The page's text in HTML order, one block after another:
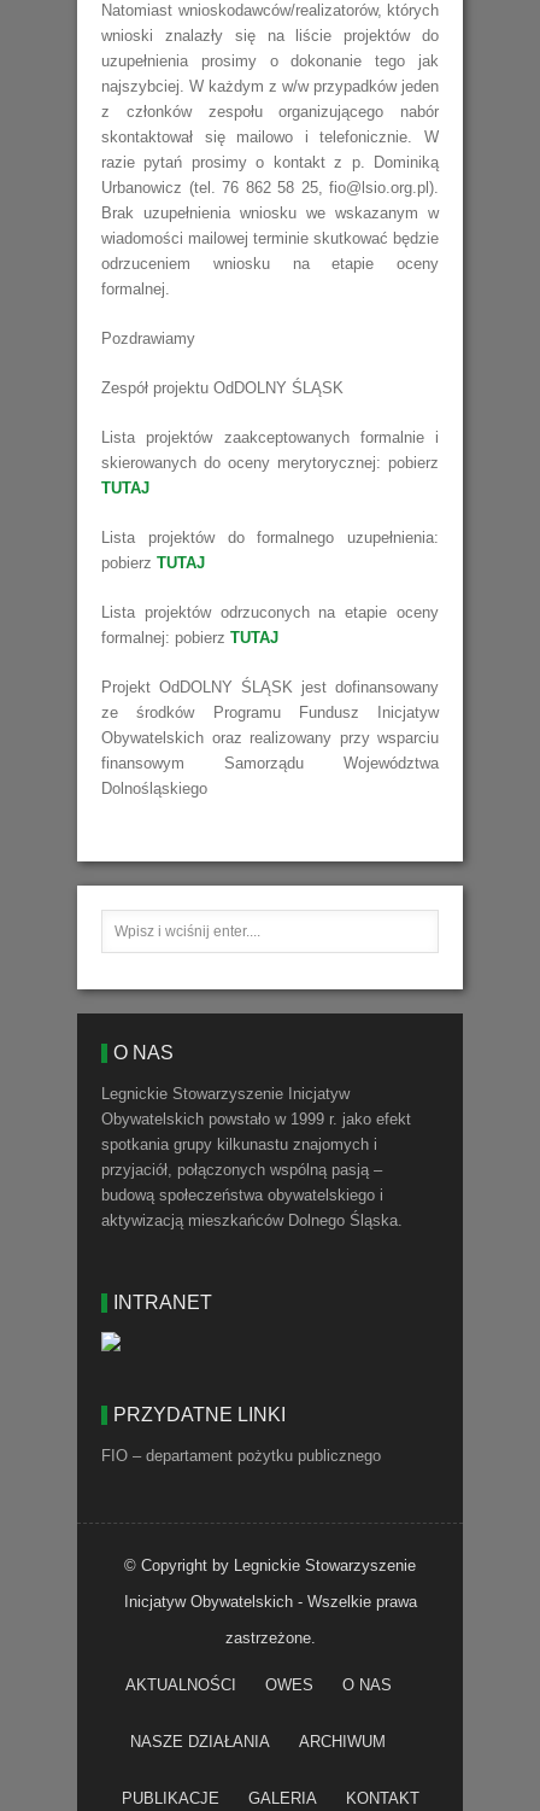
Natomiast wnioskodawców/realizatorów, których
wnioski znalazły się na liście projektów do
uzupełnienia prosimy o dokonanie tego jak
najszybciej. W każdym z w/w przypadków jeden
z członków zespołu organizującego nabór
skontaktował się mailowo i telefonicznie. W
razie pytań prosimy o kontakt z p. Dominiką
Urbanowicz (tel. 76 862 58 25, fio@lsio.org.pl).
Brak uzupełnienia wniosku we wskazanym w
wiadomości mailowej terminie skutkować będzie
odrzuceniem wniosku na etapie oceny
formalnej.
Pozdrawiamy
Zespół projektu OdDOLNY ŚLĄSK
Lista projektów zaakceptowanych formalnie i
skierowanych do oceny merytorycznej: pobierz
TUTAJ
Lista projektów do formalnego uzupełnienia:
pobierz TUTAJ
Lista projektów odrzuconych na etapie oceny
formalnej: pobierz TUTAJ
Projekt OdDOLNY ŚLĄSK jest dofinansowany
ze środków Programu Fundusz Inicjatyw
Obywatelskich oraz realizowany przy wsparciu
finansowym Samorządu Województwa
Dolnośląskiego
O NAS
Legnickie Stowarzyszenie Inicjatyw
Obywatelskich powstało w 1999 r. jako efekt
spotkania grupy kilkunastu znajomych i
przyjaciół, połączonych wspólną pasją –
budową społeczeństwa obywatelskiego i
aktywizacją mieszkańców Dolnego Śląska.
INTRANET
PRZYDATNE LINKI
FIO – departament pożytku publicznego
© Copyright by Legnickie Stowarzyszenie
Inicjatyw Obywatelskich - Wszelkie prawa
zastrzeżone.
AKTUALNOŚCI OWES O NAS
NASZE DZIAŁANIA ARCHIWUM
PUBLIKACJE GALERIA KONTAKT